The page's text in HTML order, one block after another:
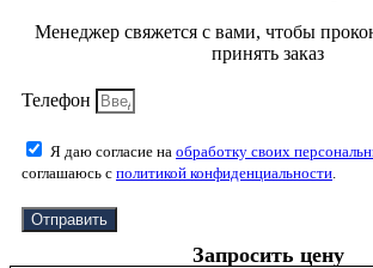
Менеджер свяжется с вами, чтобы
принять заказ
Телефон
Я даю согласие на обработку своих
соглашаюсь с политикой конфиденциальности
Отправить
Запросить цену